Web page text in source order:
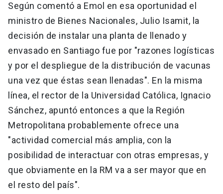
Según comentó a Emol en esa oportunidad el
ministro de Bienes Nacionales, Julio Isamit, la
decisión de instalar una planta de llenado y
envasado en Santiago fue por "razones logísticas
y por el despliegue de la distribución de vacunas
una vez que éstas sean llenadas". En la misma
línea, el rector de la Universidad Católica, Ignacio
Sánchez, apuntó entonces a que la Región
Metropolitana probablemente ofrece una
"actividad comercial más amplia, con la
posibilidad de interactuar con otras empresas, y
que obviamente en la RM va a ser mayor que en
el resto del país".